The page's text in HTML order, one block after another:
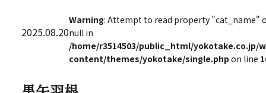
2025.08.20
Warning: Attempt to read property "cat_name"
null in
/home/r3514503/public_html/yokotake.co.jp/
content/themes/yokotake/single.php on line